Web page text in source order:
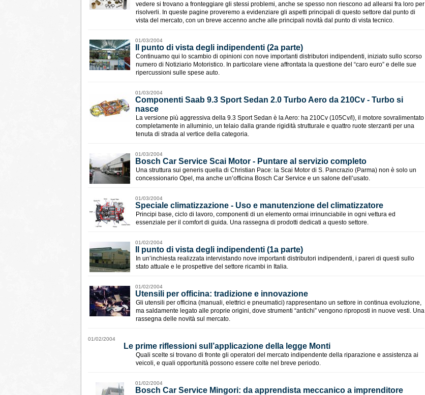
vedere si trovano a fronteggiare gli stessi problemi, anche se spesso non riescono ad allearsi fra loro per
risolverli. In queste pagine proveremo a evidenziare gli aspetti principali di questo settore dal punto di
vista del mercato, con un breve accenno anche alle principali novità dal punto di vista tecnico.
01/03/2004
Il punto di vista degli indipendenti (2a parte)
Continuamo qui lo scambio di opinioni con nove importanti distributori indipendenti, iniziato sullo scorso
numero di Notiziario Motoristico. In particolare viene affrontata la questione del “caro euro” e delle sue
ripercussioni sulle spese auto.
01/03/2004
Componenti Saab 9.3 Sport Sedan 2.0 Turbo Aero da 210Cv - Turbo si
nasce
La versione più aggressiva della 9.3 Sport Sedan è la Aero: ha 210Cv (105Cv/l), il motore sovralimentato
completamente in alluminio, un telaio dalla grande rigidità strutturale e quattro ruote sterzanti per una
tenuta di strada al vertice della categoria.
01/03/2004
Bosch Car Service Scai Motor - Puntare al servizio completo
Una struttura sui generis quella di Christian Pace: la Scai Motor di S. Pancrazio (Parma) non è solo un
concessionario Opel, ma anche un’officina Bosch Car Service e un salone dell’usato.
01/03/2004
Speciale climatizzazione - Uso e manutenzione del climatizzatore
Principi base, ciclo di lavoro, componenti di un elemento ormai irrinunciabile in ogni vettura ed
essenziale per il comfort di guida. Una rassegna di prodotti dedicati a questo settore.
01/02/2004
Il punto di vista degli indipendenti (1a parte)
In un’inchiesta realizzata intervistando nove importanti distributori indipendenti, i pareri di questi sullo
stato attuale e le prospettive del settore ricambi in Italia.
01/02/2004
Utensili per officina: tradizione e innovazione
Gli utensili per officina (manuali, elettrici e pneumatici) rappresentano un settore in continua evoluzione,
ma saldamente legato alle proprie origini, dove strumenti “antichi” vengono riproposti in nuove vesti. Una
rassegna delle novità sul mercato.
01/02/2004
Le prime riflessioni sull’applicazione della legge Monti
Quali scelte si trovano di fronte gli operatori del mercato indipendente della riparazione e assistenza ai
veicoli, e quali opportunità possono essere colte nel breve periodo.
01/02/2004
Bosch Car Service Mingori: da apprendista meccanico a imprenditore